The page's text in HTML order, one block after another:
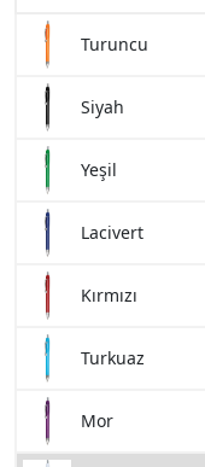
Turuncu
Siyah
Yeşil
Lacivert
Kırmızı
Turkuaz
Mor